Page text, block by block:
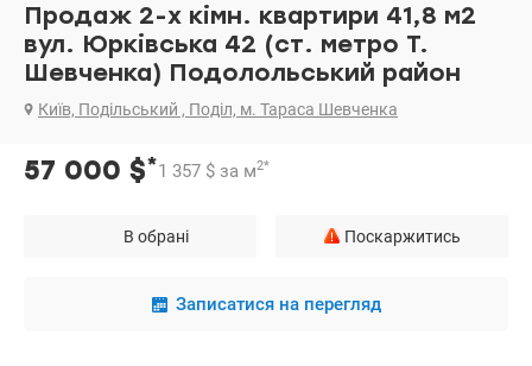
Продаж 2-х кімн. квартири 41,8 м2
вул. Юрківська 42 (ст. метро Т.
Шевченка) Подолольський район
Київ, Подільський , Поділ, м. Тараса Шевченка
57 000 $*1 357 $ за м2*
В обрані Поскаржитись
Записатися на перегляд